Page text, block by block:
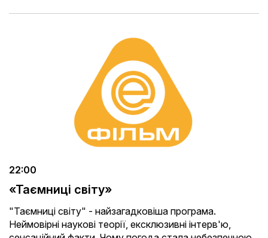
22:00
«Таємниці світу»
"Таємниці світу" - найзагадковіша програма.
Неймовірні наукові теорії, ексклюзивні інтерв'ю,